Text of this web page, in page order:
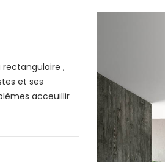
rectangulaire ,
et ses
acceuillir